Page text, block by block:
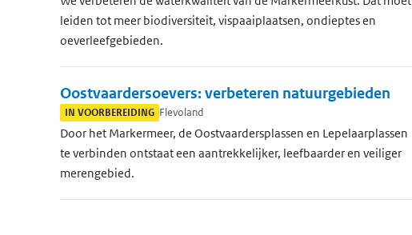
leiden tot meer biodiversiteit, vispaaiplaatsen, ondieptes en
oeverleefgebieden.
Oostvaardersoevers: verbeteren natuurgebieden
IN VOORBEREIDING Flevoland
Door het Markermeer, de Oostvaardersplassen en Lepelaarplassen
te verbinden ontstaat een aantrekkelijker, leefbaarder en veiliger
merengebied.